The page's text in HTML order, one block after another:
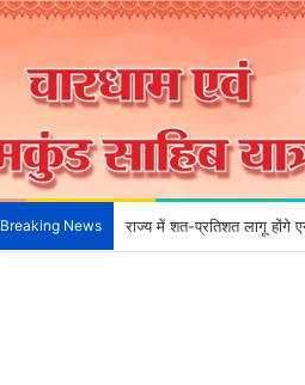
Breaking News राज्य में शत-प्रतिशत लागू होंगे